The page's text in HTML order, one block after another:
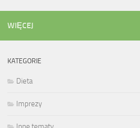
WIĘCEJ
KATEGORIE
Dieta
Imprezy